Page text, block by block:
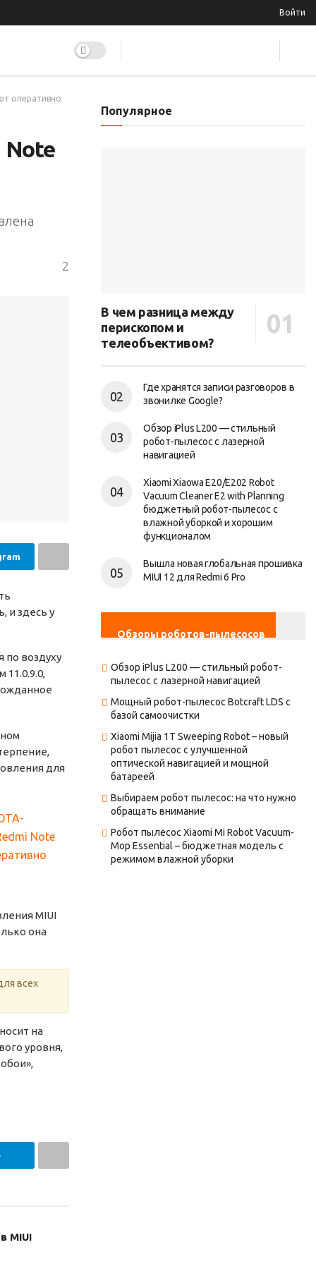
Войти
оперативно
Note
2
и здесь у
по воздуху
11.0.9.0,
для
MIUI
она
всех
на
уровня,
MIUI
Популярное
В чем разница между
перископом и
телеобъективом?
Где хранятся записи разговоров в
звонилке Google?
Обзор iPlus L200 — стильный
робот-пылесос с лазерной
навигацией
Xiaomi Xiaowa E20/E202 Robot
Vacuum Cleaner E2 with Planning
бюджетный робот-пылесос с
влажной уборкой и хорошим
функционалом
Вышла новая глобальная прошивка
MIUI 12 для Redmi 6 Pro
Обзоры роботов-пылесосов
Обзор iPlus L200 — стильный робот-
пылесос с лазерной навигацией
Мощный робот-пылесос Botcraft LDS с
базой самоочистки
Xiaomi Mijia 1T Sweeping Robot – новый
робот пылесос с улучшенной
оптической навигацией и мощной
батареей
Выбираем робот пылесос: на что нужно
обращать внимание
Робот пылесос Xiaomi Mi Robot Vacuum-
Mop Essential – бюджетная модель с
режимом влажной уборки